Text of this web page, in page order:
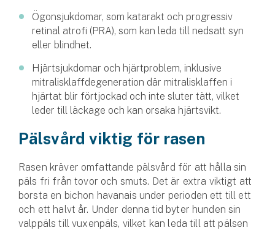
Ögonsjukdomar, som katarakt och progressiv
retinal atrofi (PRA), som kan leda till nedsatt syn
eller blindhet.
Hjärtsjukdomar och hjärtproblem, inklusive
mitralisklaffdegeneration där mitralisklaffen i
hjärtat blir förtjockad och inte sluter tätt, vilket
leder till läckage och kan orsaka hjärtsvikt.
Pälsvård viktig för rasen
Rasen kräver omfattande pälsvård för att hålla sin
päls fri från tovor och smuts. Det är extra viktigt att
borsta en bichon havanais under perioden ett till ett
och ett halvt år. Under denna tid byter hunden sin
valppäls till vuxenpäls, vilket kan leda till att pälsen